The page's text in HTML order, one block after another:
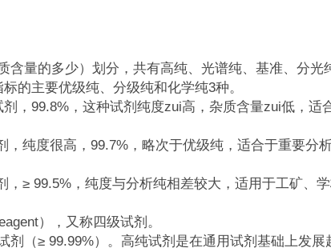
含量的多少）划分，共有高纯、光谱纯、基准、分光
的主要优级纯、分级纯和化学纯3种。
剂，99.8%，这种试剂纯度zui高，杂质含量zui低，适
，纯度很高，99.7%，略次于优级纯，适合于重要分
，≥ 99.5%，纯度与分析纯相差较大，适用于工矿、
），又称四级试剂。
剂（≥ 99.99%）。高纯试剂是在通用试剂基础上发